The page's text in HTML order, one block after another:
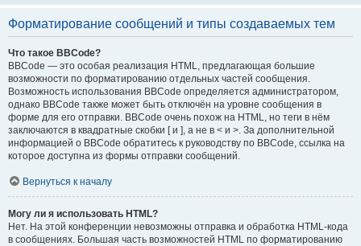
Форматирование сообщений и типы создаваемых тем
Что такое BBCode?
BBCode — это особая реализация HTML, предлагающая большие
возможности по форматированию отдельных частей сообщения.
Возможность использования BBCode определяется администратором,
однако BBCode также может быть отключён на уровне сообщения в
форме для его отправки. BBCode очень похож на HTML, но теги в нём
заключаются в квадратные скобки [ и ], а не в < и >. За дополнительной
информацией о BBCode обратитесь к руководству по BBCode, ссылка на
которое доступна из формы отправки сообщений.
Вернуться к началу
Могу ли я использовать HTML?
Нет. На этой конференции невозможны отправка и обработка HTML-кода
в сообщениях. Большая часть возможностей HTML по форматированию